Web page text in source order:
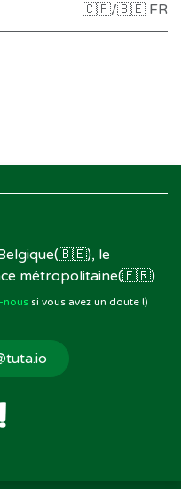
🇨🇵/🇧🇪 FR
le
métropolitaine(🇫🇷)
noussi vous avez un doute !)